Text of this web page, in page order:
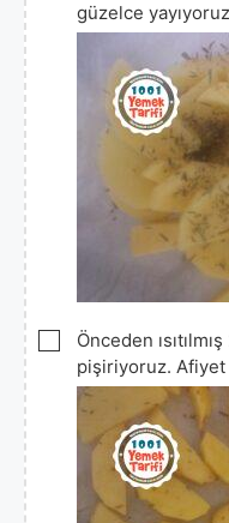
güzelce
▢
Önceden
pişiriyoruz. Afiyet